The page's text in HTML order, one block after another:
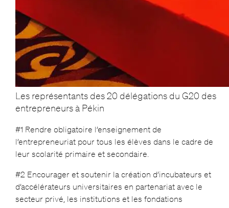
Les représentants des 20 délégations du G20 des
entrepreneurs à Pékin
#1 Rendre obligatoire l’enseignement de
l’entrepreneuriat pour tous les élèves dans le cadre de
leur scolarité primaire et secondaire.
#2 Encourager et soutenir la création d’incubateurs et
d’accélérateurs universitaires en partenariat avec le
secteur privé, les institutions et les fondations